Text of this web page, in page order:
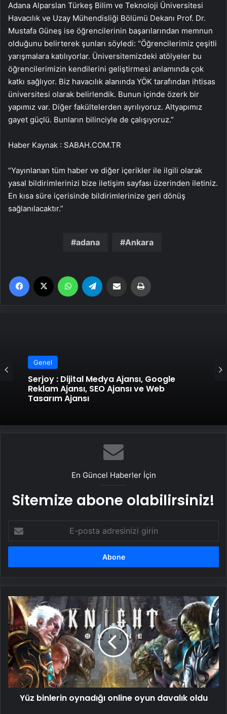
Adana Alparslan Türkeş Bilim ve Teknoloji Üniversitesi
Havacılık ve Uzay Mühendisliği Bölümü Dekanı Prof. Dr.
Mustafa Güneş ise öğrencilerinin başarılarından memnun
olduğunu belirterek şunları söyledi: “Öğrencilerimiz çeşitli
yarışmalara katılıyorlar. Üniversitemizdeki atölyeler bu
öğrencilerimizin kendilerini geliştirmesi anlamında çok
katkı sağlıyor. Biz havacılık alanında YÖK tarafından ihtisas
üniversitesi olarak belirlendik. Bunun içinde özerk bir
yapımız var. Diğer fakültelerden ayrılıyoruz. Altyapımız
gayet güçlü. Bunların bilinciyle de çalışıyoruz.”
Haber Kaynak : SABAH.COM.TR
“Yayınlanan tüm haber ve diğer içerikler ile ilgili olarak
yasal bildirimlerinizi bize iletişim sayfası üzerinden iletiniz.
En kısa süre içerisinde bildirimlerinize geri dönüş
sağlanılacaktır.”
adana Ankara
Facebook WhatsApp Email'den paylaş
Genel
Genel
UETDS Nedir ? Uetds.com İle Akıllı Dijital
En Güncel Haberler İçin
Sitemize abone olabilirsiniz!
posta
adresinizi
Yüz
binlerin
oynadığı
online
oyun
davalık
oldu
Yüz binlerin oynadığı online oyun davalık oldu